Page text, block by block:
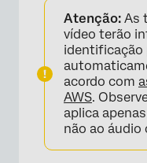
Atenção: As
vídeo terão
identificação
acordo com
AWS.
aplica
não ao áudio